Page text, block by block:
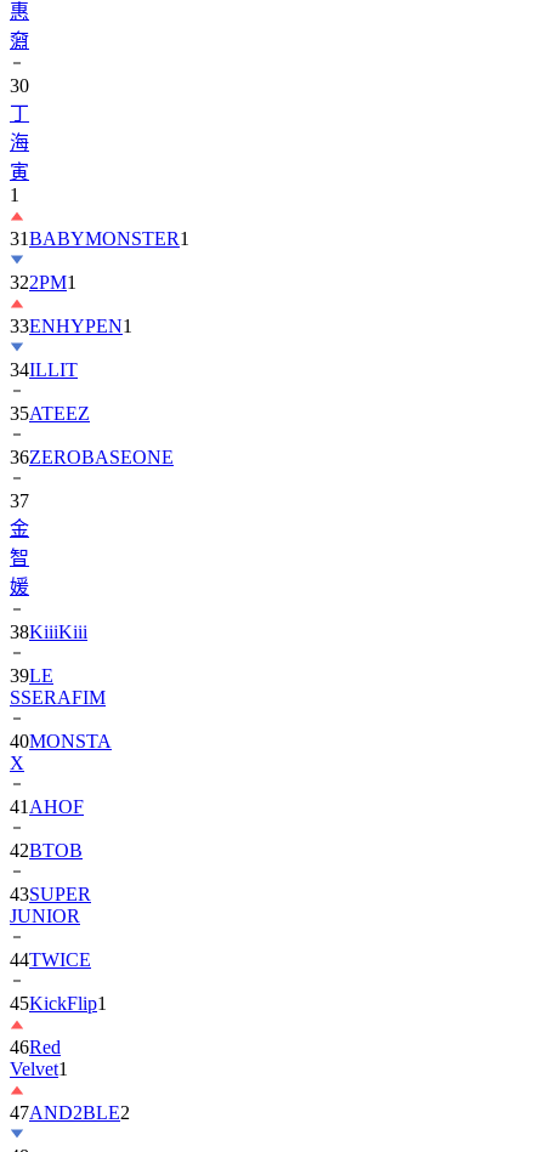
30
丁
海
寅
1
31
322PM1
33ENHYPEN
34ILLIT
35ATEEZ
36ZEROBASEONE
37
金
智
媛
38
39LE
SSERAFIM
40MONSTA
X
41
42 BTOB
43SUPER
JUNIOR
44TWICE
45KickFlip
46Red
Velvet
47AND2BLE
48
朴